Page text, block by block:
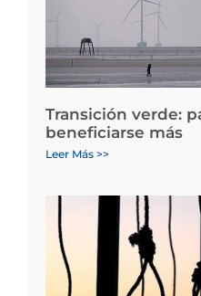
Transición verde:
beneficiarse más
Leer Más >>